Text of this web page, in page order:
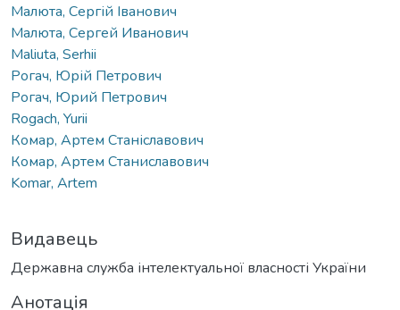
Малюта, Сергій Іванович
Малюта, Сергей Иванович
Maliuta, Serhii
Рогач, Юрій Петрович
Рогач, Юрий Петрович
Rogach, Yurii
Комар, Артем Станіславович
Комар, Артем Станиславович
Komar, Artem
Видавець
Державна служба інтелектуальної власності України
Анотація